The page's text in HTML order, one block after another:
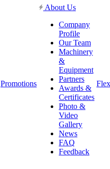
Promotions
About Us
Company
Profile
Our Team
Machinery
&
Equipment
Partners
Awards &
Certificates
Photo &
Video
Gallery
News
FAQ
Feedback